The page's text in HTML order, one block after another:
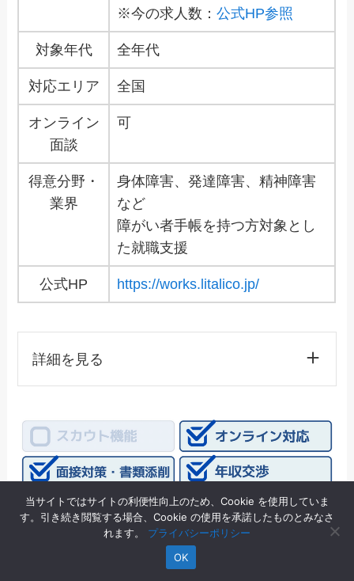
※今の求人数：公式HP参照
対象年代 全年代
対応エリア 全国
オンライン
面談
可
得意分野・
業界
身体障害、発達障害、精神障害
など
障がい者手帳を持つ方対象とし
た就職支援
公式HP https://works.litalico.jp/
詳細を見る
当サイトではサイトの利便性向上のため、Cookie を使用していま
す。引き続き閲覧する場合、Cookie の使用を承諾したものとみなさ
れます。 プライバシーポリシー
OK